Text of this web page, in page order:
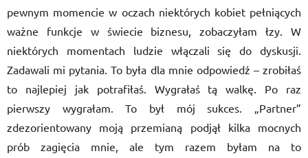
pewnym momencie w oczach niektórych kobiet pełniących
ważne funkcje w świecie biznesu, zobaczyłam łzy. W
niektórych momentach ludzie włączali się do dyskusji.
Zadawali mi pytania. To była dla mnie odpowiedź – zrobiłaś
to najlepiej jak potrafiłaś. Wygrałaś tą walkę. Po raz
pierwszy wygrałam. To był mój sukces. „Partner”
zdezorientowany moją przemianą podjął kilka mocnych
prób zagięcia mnie, ale tym razem byłam na to